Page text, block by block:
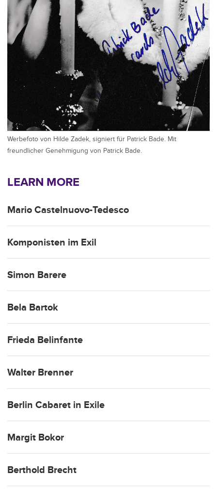
Werbefoto von Hilde Zadek, signiert für Patrick Bade. Mit
freundlicher Genehmigung von Patrick Bade.
LEARN MORE
Mario Castelnuovo-Tedesco
Komponisten im Exil
Simon Barere
Bela Bartok
Frieda Belinfante
Walter Brenner
Berlin Cabaret in Exile
Margit Bokor
Berthold Brecht